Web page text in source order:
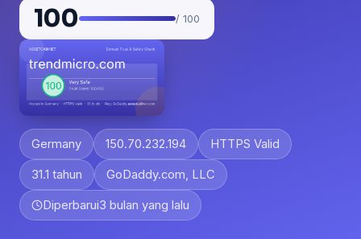
100 / 100
Germany 150.70.232.194 HTTPS Valid
31.1 tahun GoDaddy.com, LLC
Diperbarui3 bulan yang lalu